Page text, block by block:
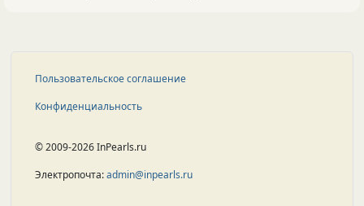
Пользовательское соглашение
Конфиденциальность
© 2009-2026 InPearls.ru
Электропочта:admin@inpearls.ru